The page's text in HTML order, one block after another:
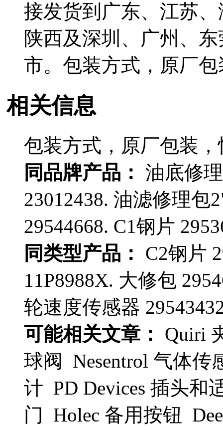
接发货到广东、江苏
陕西及深圳、广州、
市。包装方式，原厂
相关信息
包装方式，原厂包装
同品牌产品： 油底修
23012438. 油滤修理包
29544668. C1钢片
同类型产品：
C2钢片
11P8988X. 大修包
轮速度传感器
可能相关文章：
Quiri
球阀 Nesentrol 气体传
计 PD Devices 插头和
门 Holec 备用按钮